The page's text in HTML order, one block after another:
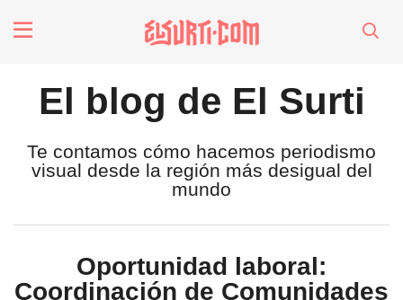
Futuros
Soberanas
Oligarquía
El blog de El Surti
Te contamos cómo hacemos periodismo
visual desde la región más desigual del
mundo
Oportunidad laboral:
Coordinación de Comunidades